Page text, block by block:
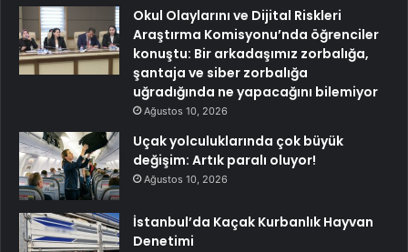
Okul Olaylarını ve Dijital Riskleri
Araştırma Komisyonu’nda öğrenciler
konuştu: Bir arkadaşımız zorbalığa,
şantaja ve siber zorbalığa
uğradığında ne yapacağını bilemiyor
Ağustos 10, 2026
Uçak yolculuklarında çok büyük
değişim: Artık paralı oluyor!
Ağustos 10, 2026
İstanbul’da Kaçak Kurbanlık Hayvan
Denetimi